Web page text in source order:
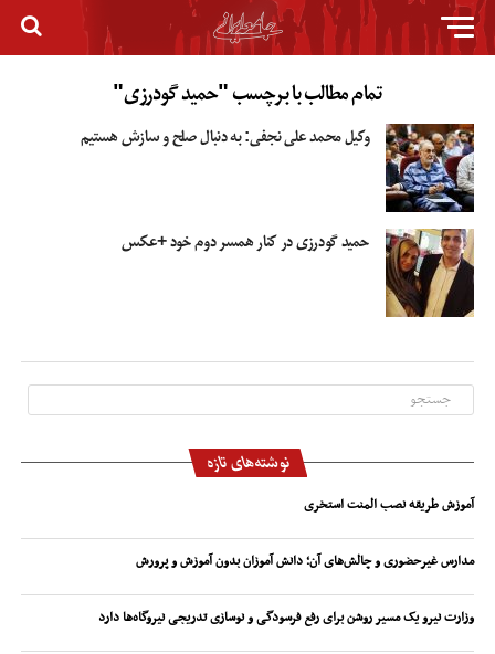
تمام مطالب با برچسب "حمید گودرزی"
وکیل محمد علی نجفی: به دنبال صلح و سازش هستیم
حمید گودرزی در کنار همسر دوم خود +عکس
نوشته‌های تازه
آموزش طریقه نصب المنت استخری
مدارس غیرحضوری و چالش‌های آن؛ دانش آموزان بدون آموزش و پرورش
وزارت نیرو یک مسیر روشن برای رفع فرسودگی و نوسازی تدریجی نیروگاه‌ها دارد